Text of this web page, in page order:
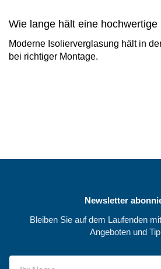
Wie lange hält eine
Moderne Isolierverglasung hält in
bei richtiger Montage.
Newsletter
Bleiben Sie auf dem Laufenden
Angeboten und